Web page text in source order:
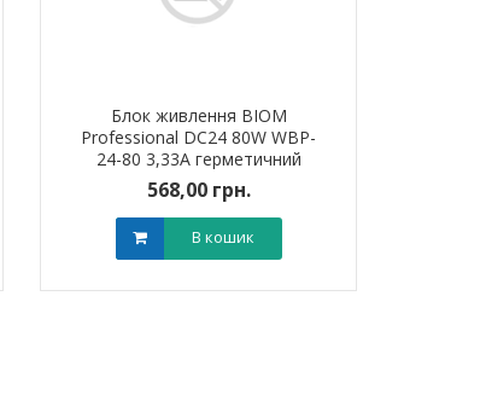
Блок живлення BIOM
Professional DC24 80W WBP-
24-80 3,33А герметичний
568,00 грн.
В кошик